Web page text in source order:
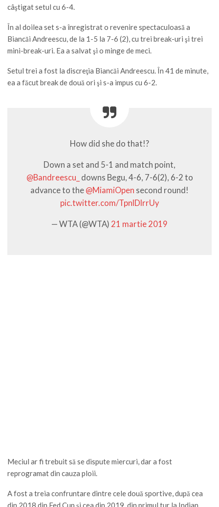
câştigat setul cu 6-4.
În al doilea set s-a înregistrat o revenire spectaculoasă a
Biancăi Andreescu, de la 1-5 la 7-6 (2), cu trei break-uri şi trei
mini-break-uri. Ea a salvat şi o minge de meci.
Setul trei a fost la discreţia Biancăi Andreescu. În 41 de minute,
ea a făcut break de două ori şi s-a impus cu 6-2.
How did she do that!?
Down a set and 5-1 and match point,
@Bandreescu_ downs Begu, 4-6, 7-6(2), 6-2 to
advance to the @MiamiOpen second round!
pic.twitter.com/TpnlDlrrUy
— WTA (@WTA) 21 martie 2019
Meciul ar fi trebuit să se dispute miercuri, dar a fost
reprogramat din cauza ploii.
A fost a treia confruntare dintre cele două sportive, după cea
din 2018 din Fed Cup şi cea din 2019, din primul tur la Indian